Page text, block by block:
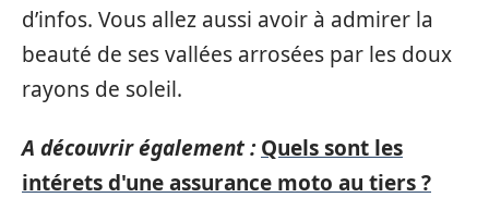
d’infos. Vous allez aussi avoir à admirer la
beauté de ses vallées arrosées par les doux
rayons de soleil.
A découvrir également : Quels sont les
intérets d'une assurance moto au tiers ?